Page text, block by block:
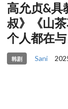
高允贞&具
叔》《山
个人都在
韩剧 Sani